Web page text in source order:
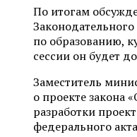
По итогам
по образованию,
сессии он будет
Заместитель
о проекте закона
разработки
федерального